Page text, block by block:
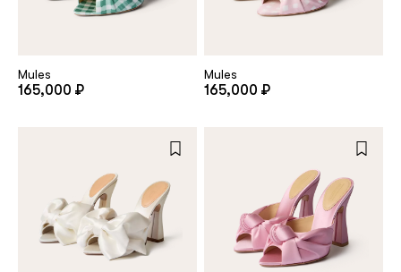
of the
Registered
Mules
165,000 ₽
Mules
165,000 ₽